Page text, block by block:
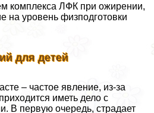
комплекса ЛФК при ожирении,
на уровень физподготовки
для детей
– частое явление, из-за
иметь дело с
В первую очередь, страдает